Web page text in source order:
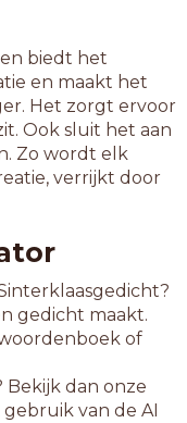
biedt het
en maakt het
Het zorgt ervoor
Ook sluit het aan
Zo wordt elk
verrijkt door
gedicht maakt.
of
Bekijk dan onze
van de AI